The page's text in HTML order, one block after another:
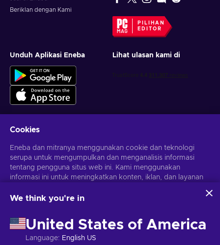
Beriklan dengan Kami
PILIHAN
EDITOR
Unduh Aplikasi Eneba Lihat ulasan kami di
Berlangganan
Kamu dapat berhenti berlangganan kapan saja. Kunjungi
Cookies
Eneba dan mitranya menggunakan cookie dan teknologi
serupa untuk mengumpulkan dan menganalisis informasi
tentang pengguna situs web ini. Kami menggunakan
informasi ini untuk meningkatkan konten, iklan, dan layanan
personalisasi iklan.
penggunaan teknologi ini oleh Eneba dan mitranya. Kamu
dapat menyesuaikan persetujuanmu dengan mengklik
'Sesuaikan'.
We think you're in
United States of America
Language: English US